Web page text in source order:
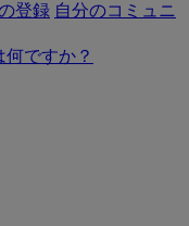
登録 自分のコミュニ
何ですか？